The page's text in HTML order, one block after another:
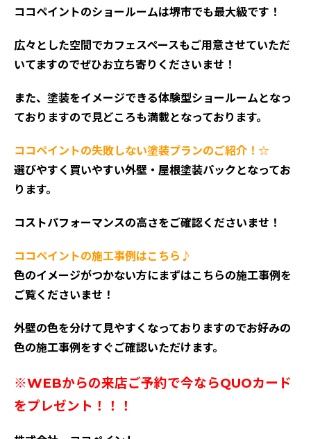
ココペイントのショールームは堺市でも最大級です！
広々とした空間でカフェスペースもご用意させていただ
いてますのでぜひお立ち寄りくださいませ！
また、塗装をイメージできる体験型ショールームとなっ
ておりますので見どころも満載となっております。
ココペイントの失敗しない塗装プランのご紹介！☆
選びやすく買いやすい外壁・屋根塗装パックとなってお
ります。
コストパフォーマンスの高さをご確認くださいませ！
ココペイントの施工事例はこちら♪
色のイメージがつかない方にまずはこちらの施工事例を
ご覧くださいませ！
外壁の色を分けて見やすくなっておりますのでお好みの
色の施工事例をすぐご確認いただけます。
※WEBからの来店ご予約で今ならQUOカード
をプレゼント！！！